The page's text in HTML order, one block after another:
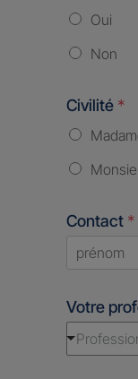
Oui
Non
Civilité *
Contact *
Votre